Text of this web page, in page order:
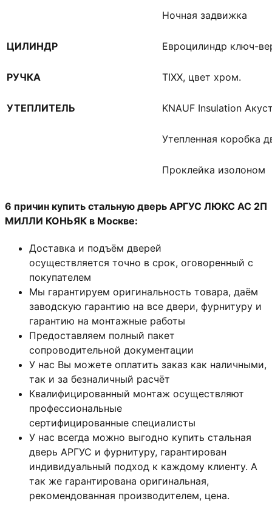
Ночная задвижка
ЦИЛИНДР Евроцилиндр ключ-
РУЧКА TIXX, цвет хром.
УТЕПЛИТЕЛЬ KNAUF Insulation
Утепленная коробка
Проклейка изолоном
6 причин купить стальную дверь АРГУС ЛЮКС АС 2П
МИЛЛИ КОНЬЯК в Москве:
Доставка и подъём дверей
осуществляется точно в срок, оговоренный с
покупателем
Мы гарантируем оригинальность товара, даём
заводскую гарантию на все двери, фурнитуру и
гарантию на монтажные работы
Предоставляем полный пакет
сопроводительной документации
У нас Вы можете оплатить заказ как наличными,
так и за безналичный расчёт
Квалифицированный монтаж осуществляют
профессиональные
сертифицированные специалисты
У нас всегда можно выгодно купить стальная
дверь АРГУС и фурнитуру, гарантирован
индивидуальный подход к каждому клиенту. А
так же гарантирована оригинальная,
рекомендованная производителем, цена.